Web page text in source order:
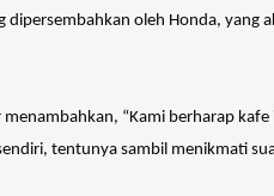
oleh Honda,
“Kami berharap
tentunya sambil menikmati